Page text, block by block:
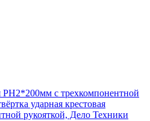
PH2*200мм с трехкомпонентной
ударная крестовая
рукояткой, Дело Техники